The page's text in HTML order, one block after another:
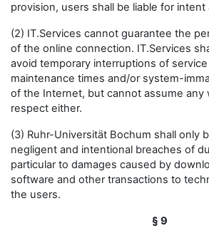
provision, users shall be liable for
(2) IT.Services cannot guarantee the
of the online connection. IT.Services
avoid temporary interruptions of
maintenance times and/or system-
of the Internet, but cannot assume any
respect either.
(3) Ruhr-Universität Bochum shall only
negligent and intentional breaches of
particular to damages caused by
software and other transactions to
the users.
§ 9